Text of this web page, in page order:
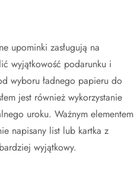
upominki zasługują na
wyjątkowość podarunku i
wyboru ładnego papieru do
jest również wykorzystanie
uroku. Ważnym elementem
napisany list lub kartka z
wyjątkowy.